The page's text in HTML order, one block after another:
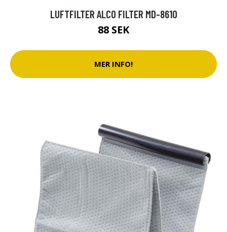
LUFTFILTER ALCO FILTER MD-8610
88 SEK
MER INFO!